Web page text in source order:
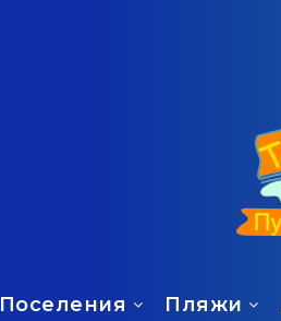
Поселения Пляжи